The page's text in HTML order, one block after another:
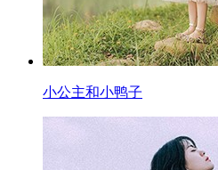
小公主和小鸭子